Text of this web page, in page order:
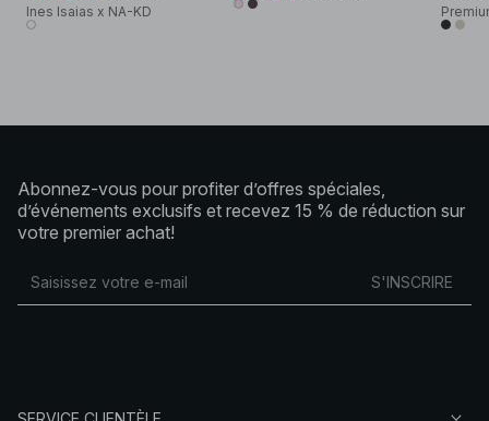
Ines Isaias x NA-KD
Abonnez-vous pour profiter d’offres spéciales,
d’événements exclusifs et recevez 15 % de réduction sur
votre premier achat!
S'INSCRIRE